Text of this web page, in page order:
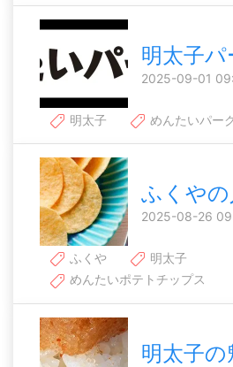
明太子パ
2025-09-01
明太子 めんたいパー
ふくや
2025-08-26
ふくや
明太子
めんたいポテトチップス
明太子の